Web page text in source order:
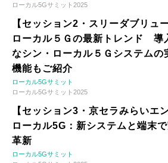
ローカル5Gサミット2025
【セッション2・スリーダブリュ
ローカル５Ｇの最新トレンド 導
なシン・ローカル５Ｇシステム
機能もご紹介
ローカル5Gサミット
ローカル5Gサミット2025
【セッション3・京セラみらいエ
ローカル5G：新システムと端末
革新
ローカル5Gサミット